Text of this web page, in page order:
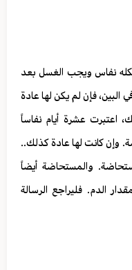
نفاس ويجب الغسل بعد
البين، فإن لم يكن لها عادة
اعتبرت عشرة أيام نفاساً
وإن كانت لها عادة كذلك..
والمستحاضة أيضاً
الدم. فليراجع الرسالة